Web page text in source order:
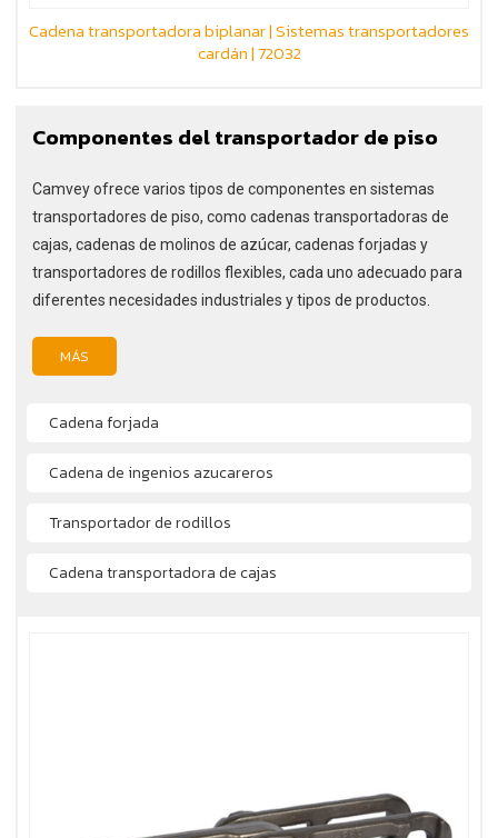
Cadena transportadora biplanar | Sistemas transportadores
cardán | 72032
Componentes del transportador de piso
Camvey ofrece varios tipos de componentes en sistemas
transportadores de piso, como cadenas transportadoras de
cajas, cadenas de molinos de azúcar, cadenas forjadas y
transportadores de rodillos flexibles, cada uno adecuado para
diferentes necesidades industriales y tipos de productos.
MÁS
Cadena forjada
Cadena de ingenios azucareros
Transportador de rodillos
Cadena transportadora de cajas